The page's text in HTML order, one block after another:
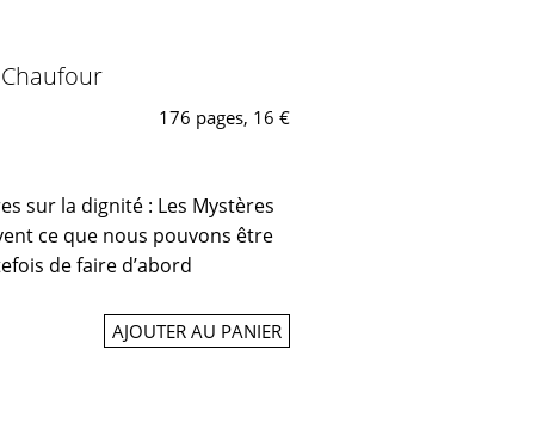
176 pages, 16 €
sur la dignité : Les Mystères
ce que nous pouvons être
de faire d’abord
AJOUTER AU PANIER